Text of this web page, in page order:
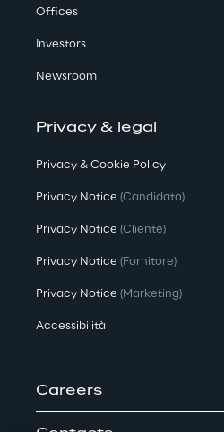
Offices
Investors
Newsroom
Privacy & legal
Privacy & Cookie Policy
Privacy Notice (Candidato)
Privacy Notice (Cliente)
Privacy Notice (Fornitore)
Privacy Notice (Marketing)
Accessibilità
Careers